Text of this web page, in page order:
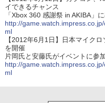
イできるチャンス
「Xbox 360 感謝祭 in AKIBA」
http://
ml
【2012年6月1日】日本マイク
を開催
片岡氏と安藤氏がイベントに参
http://
ml